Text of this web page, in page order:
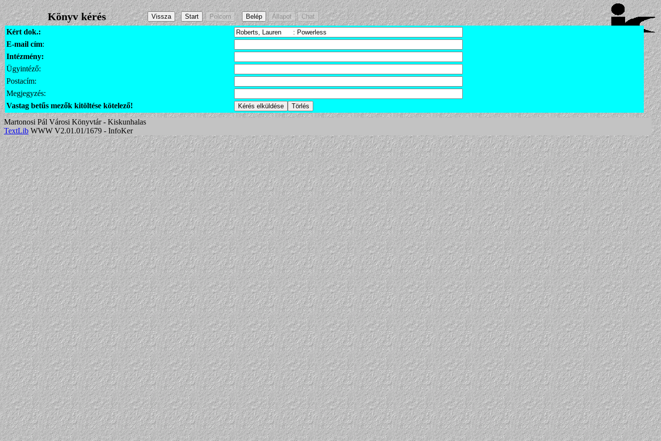
Könyv kérés
Kért dok.:
E-mail cím:
Intézmény:
Ügyintéző:
Postacím:
Megjegyzés:
Vastag betűs mezők kitöltése kötelező!
Martonosi Pál Városi Könyvtár - Kiskunhalas
TextLib WWW V2.01.01/1679 - InfoKer